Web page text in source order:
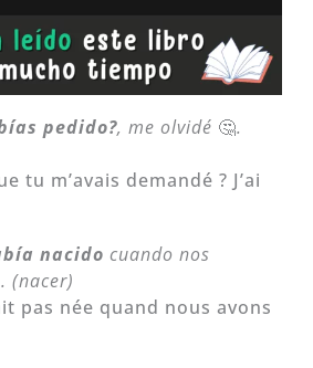
pedido?, me olvidé 🤔.
tu m’avais demandé ? J’ai
nacidocuando nos
. (nacer)
pas née quand nous avons